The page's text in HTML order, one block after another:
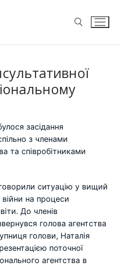
засідання
з членами
та співробітниками
ситуацію у вищий
війни на процеси
До членів
голова агентства
голови, Наталія
поточної
агентства в